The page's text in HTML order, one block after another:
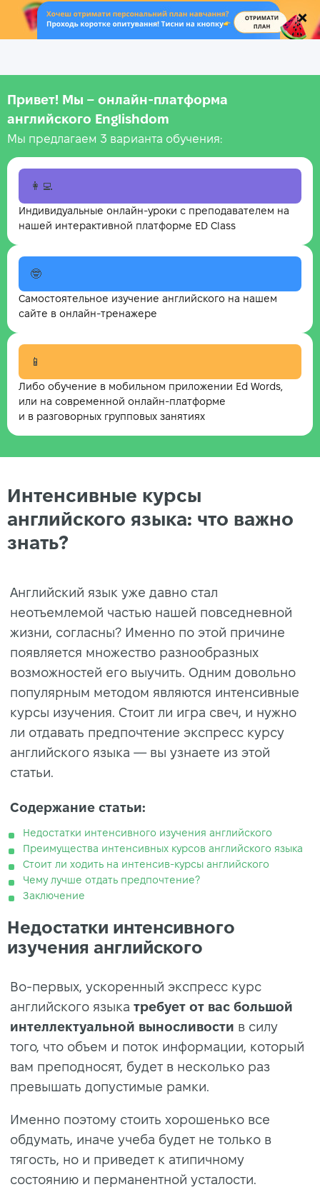
.
Привет! Мы – онлайн‑платформа
английского Englishdom
Мы предлагаем 3 варианта обучения:
👩‍💻
Индивидуальные онлайн-уроки с преподавателем на
нашей интерактивной платформе ED Class
🤓
Самостоятельное изучение английского на нашем
сайте в онлайн-тренажере
📱
Либо обучение в мобильном приложении Ed Words,
или на современной онлайн-платформе
и в разговорных групповых занятиях
Интенсивные курсы
английского языка: что важно
знать?
Английский язык уже давно стал
неотъемлемой частью нашей повседневной
жизни, согласны? Именно по этой причине
появляется множество разнообразных
возможностей его выучить. Одним довольно
популярным методом являются интенсивные
курсы изучения. Стоит ли игра свеч, и нужно
ли отдавать предпочтение экспресс курсу
английского языка — вы узнаете из этой
статьи.
Содержание статьи:
Недостатки интенсивного изучения английского
Преимущества интенсивных курсов английского языка
Стоит ли ходить на интенсив-курсы английского
Чему лучше отдать предпочтение?
Заключение
Недостатки интенсивного
изучения английского
Во-первых, ускоренный экспресс курс
английского языка требует от вас большой
интеллектуальной выносливости в силу
того, что объем и поток информации, который
вам преподносят, будет в несколько раз
превышать допустимые рамки.
Именно поэтому стоить хорошенько все
обдумать, иначе учеба будет не только в
тягость, но и приведет к атипичному
состоянию и перманентной усталости.